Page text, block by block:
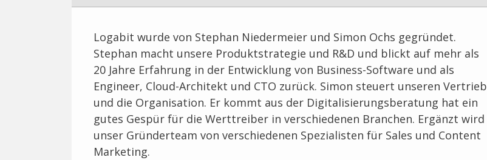
Logabit wurde von Stephan Niedermeier und Simon Ochs gegründet.
Stephan macht unsere Produktstrategie und R&D und blickt auf mehr als
20 Jahre Erfahrung in der Entwicklung von Business-Software und als
Engineer, Cloud-Architekt und CTO zurück. Simon steuert unseren Vertrieb
und die Organisation. Er kommt aus der Digitalisierungsberatung hat ein
gutes Gespür für die Werttreiber in verschiedenen Branchen. Ergänzt wird
unser Gründerteam von verschiedenen Spezialisten für Sales und Content
Marketing.